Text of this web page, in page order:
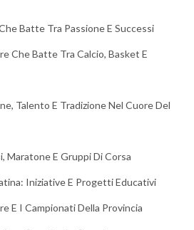
Batte Tra Passione E Successi
Che Batte Tra Calcio, Basket E
Talento E Tradizione Nel Cuore Del
Maratone E Gruppi Di Corsa
Iniziative E Progetti Educativi
E I Campionati Della Provincia